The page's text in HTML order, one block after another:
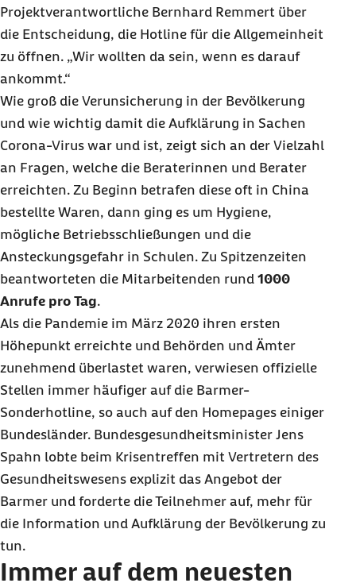
Projektverantwortliche Bernhard Remmert über
die Entscheidung, die Hotline für die Allgemeinheit
zu öffnen. „Wir wollten da sein, wenn es darauf
ankommt.“
Wie groß die Verunsicherung in der Bevölkerung
und wie wichtig damit die Aufklärung in Sachen
Corona-Virus war und ist, zeigt sich an der Vielzahl
an Fragen, welche die Beraterinnen und Berater
erreichten. Zu Beginn betrafen diese oft in China
bestellte Waren, dann ging es um Hygiene,
mögliche Betriebsschließungen und die
Ansteckungsgefahr in Schulen. Zu Spitzenzeiten
beantworteten die Mitarbeitenden rund 1000
Anrufe pro Tag.
Als die Pandemie im März 2020 ihren ersten
Höhepunkt erreichte und Behörden und Ämter
zunehmend überlastet waren, verwiesen offizielle
Stellen immer häufiger auf die Barmer-
Sonderhotline, so auch auf den Homepages einiger
Bundesländer. Bundesgesundheitsminister Jens
Spahn lobte beim Krisentreffen mit Vertretern des
Gesundheitswesens explizit das Angebot der
Barmer und forderte die Teilnehmer auf, mehr für
die Information und Aufklärung der Bevölkerung zu
tun.
Immer auf dem neuesten